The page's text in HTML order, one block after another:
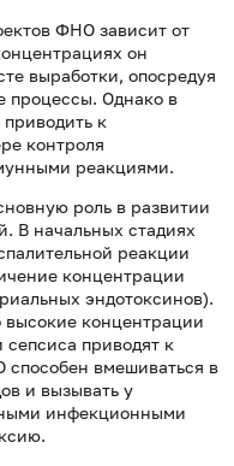
ФНО зависит от
он
выработки, опосредуя
процессы. Однако в
к
контроля
реакциями.
роль в развитии
В начальных стадиях
реакции
концентрации
эндотоксинов).
высокие концентрации
приводят к
вмешиваться в
и вызывать у
инфекционными